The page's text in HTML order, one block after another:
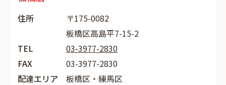
住所
〒175-0082
板橋区高島平7-15-2
TEL
03-3977-2830
FAX
03-3977-2830
配達エリア
板橋区・練馬区